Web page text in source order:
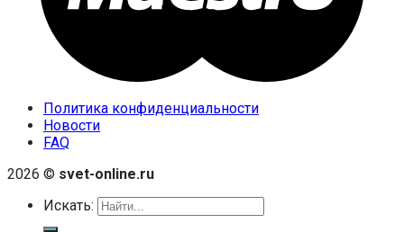
Политика конфиденциальности
Новости
FAQ
2026 © svet-online.ru
Искать: